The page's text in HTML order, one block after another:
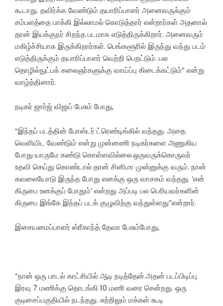
கூடாது. தவிர்க்க வேண்டும் தயாரிப்பாளர் அனைவருக்கும்
சம்பளத்தை பாக்கி இல்லாமல் கொடுத்தார் என்றார்கள் அதனால்
தான் இயக்குநர் சிறந்த படமாக எடுத்திருக்கிறார். அனைவரும்
மகிழ்ச்சியாக இருக்கிறார்கள். பெங்களூரில் இருந்து வந்து படம்
எடுத்திருக்கும் தயாரிப்பாளர் வெற்றி பெறட்டும். பல
தொழில்நுட்பக் கலைஞர்களுக்கு வாய்ப்பு கிடைக்கட்டும்” என்று
வாழ்த்தினார்.
நடிகர் ஜார்ஜ் விஜய் பேசும் போது,
“இந்தப் படத்தின் போஸ்டர் ட்ரெண்டிங்கில் வந்தது. அதை
வெளியிட வேண்டும் என்று முன்னணி நடிகர்களை அணுகிய
போது யாருமே கண்டு கொள்ளவில்லை.ஒருவருக்கொருவர்
உதவி செய்து கொண்டால் தான் சினிமா முன்னுக்கு வரும். நான்
கவலையோடு இருந்த போது எனக்கு ஒரு வாசகம் வந்தது. ‘என்
கிருபை உனக்குப் போதும்’ என்றது அப்படி பல பெரியவர்களின்
கிருபை இங்கே இந்தப் படக் குழுவிற்கு வந்துள்ளது”என்றார்.
இசையமைப்பாளர் ஸ்ரீகாந்த் தேவா பேசும்போது,
“நான் ஒரு பாடல் காட்சியில் ஆடி நடித்தேன்.அதன் படப்பிடிப்பு
இரவு 7 மணிக்கு தொடங்கி 10 மணி வரை சென்றது. ஒரு
குடிசைப்பகுதியில் நடந்தது. சுற்றிலும் மக்கள் கூடி